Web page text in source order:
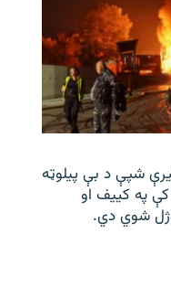
شپې د بې‌ پیلوټه
کې په کییف او